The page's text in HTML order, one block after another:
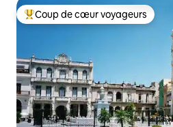
Coups de cœur voyageurs les
Coup de cœur voyageurs